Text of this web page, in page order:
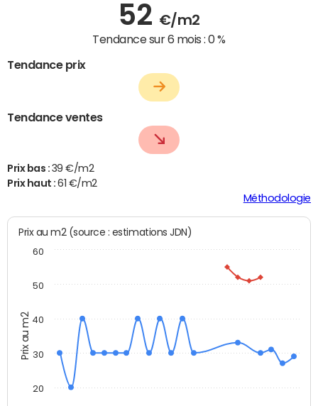
52 €/m2
Tendance sur 6 mois :0 %
Tendance prix
Tendance ventes
Prix bas : 39 €/m2
Prix haut :61 €/m2
Méthodologie
Prix au m2
Prix au m2 (source : estimations JDN)
20
30
40
50
60